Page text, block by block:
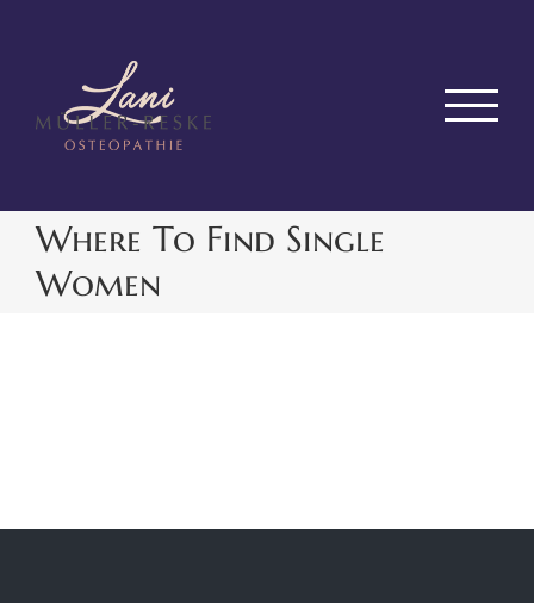
springen
Where To Find Single
Women